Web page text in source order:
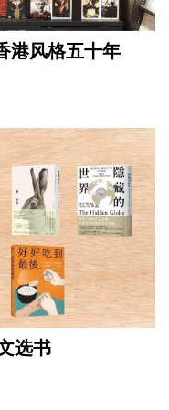
港风格五十年
选书